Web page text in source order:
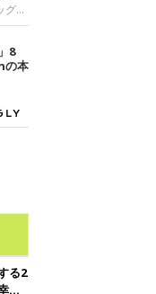
エ
い
、優
のカ
トな
ジ
しぐ
とし
つき
回
出
英
イス
飼い
なつ
発
変
す。
と
り
で
8
の本
る2